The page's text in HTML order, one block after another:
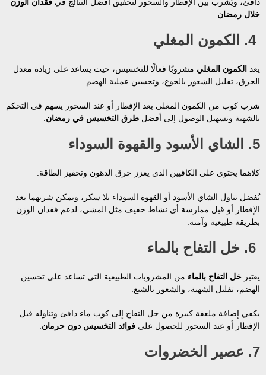
خلال رمضان
4. الكمون المغلي
يعد الكمون المغلي مشروبًا فعالًا للتخسيس، حيث يساعد على زيادة معدل
الحرق، تقليل الشعور بالجوع، وتحسين عملية الهضم.
شرب كوب من الكمون المغلي بعد الإفطار أو عند السحور يسهم في التحكم
بالشهية وتسهيل الوصول إلى أفضل طرق التخسيس في رمضان
5. الشاي الأسود والقهوة السوداء
كلاهما يحتوي على الكافيين الذي يعزز حرق الدهون وتحفيز الطاقة.
يُفضل تناول الشاي الأسود أو القهوة السوداء بلا سكر، ويمكن شربهما بعد
الإفطار أو قبل ممارسة أي نشاط خفيف مثل المشي، لدعم فقدان الوزن
بطريقة طبيعية وآمنة.
يعتبر خل التفاح بالماء من المشروبات الطبيعية التي تساعد على تحسين
الهضم، تقليل الشهية، والشعور بالشبع.
يكفي إضافة ملعقة كبيرة من خل التفاح إلى كوب ماء دافئ وتناوله قبل
الإفطار أو عند السحور للحصول على فوائد التخسيس دون حرمان
7. عصير الخضروات